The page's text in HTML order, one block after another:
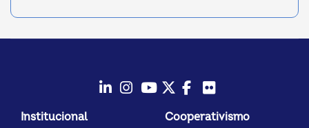
Institucional Cooperativismo